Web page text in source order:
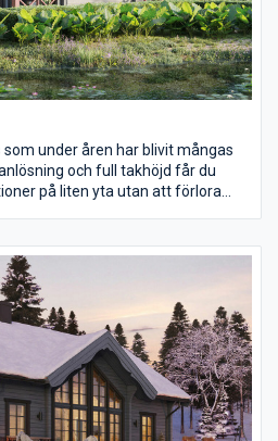
under åren har blivit mångas
och full takhöjd får du
på liten yta utan att förlora